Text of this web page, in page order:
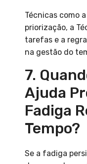
Técnicas como
priorização, a
tarefas e a
na gestão do
7.
Ajuda
Fadiga
Tempo?
Se a fadiga